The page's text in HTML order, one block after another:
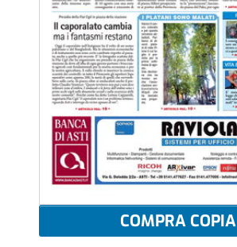
COMPRA COPIA